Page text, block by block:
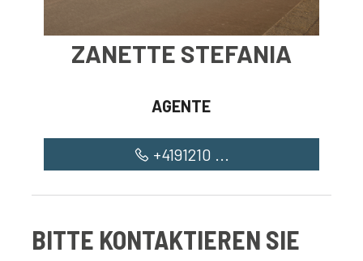
ZANETTE STEFANIA
AGENTE
+4191210 ...
BITTE KONTAKTIEREN SIE